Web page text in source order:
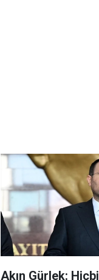
Akın Gürlek: